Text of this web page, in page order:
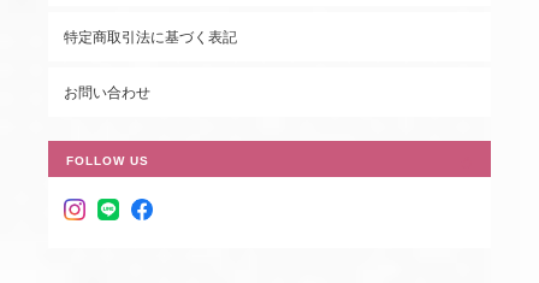
特定商取引法に基づく表記
お問い合わせ
FOLLOW US